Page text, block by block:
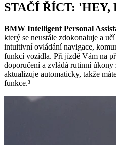
STAČÍ ŘÍCT: 'HEY,
BMW Intelligent Personal
který se neustále zdokonaluje a
intuitivní ovládání navigace,
funkcí vozidla. Při jízdě Vám na
doporučení a zvládá rutinní úkony
aktualizuje automaticky, takže
funkce.³